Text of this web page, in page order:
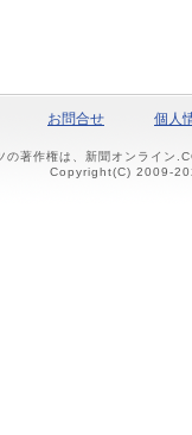
お問合せ 個人
著作権は、新聞オンライン
Copyright(C) 2009-